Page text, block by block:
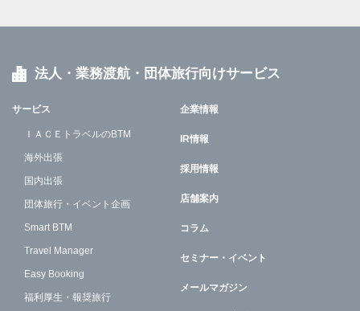
法人・業務渡航・団体旅行向けサービス
サービス
ＩＡＣＥトラベルのBTM
海外出張
国内出張
団体旅行・イベント企画
Smart BTM
Travel Manager
Easy Booking
福利厚生・報奨旅行
企業情報
IR情報
採用情報
店舗案内
コラム
セミナー・イベント
メールマガジン